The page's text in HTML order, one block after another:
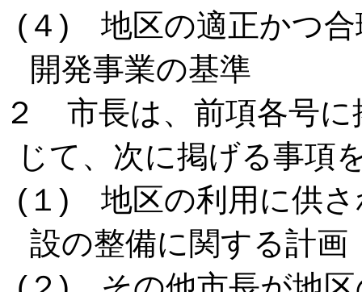
(４) 地区の適正かつ合
開発事業の基準
２ 市長は、前項各号に
じて、次に掲げる事項
(１) 地区の利用に供さ
設の整備に関する計画